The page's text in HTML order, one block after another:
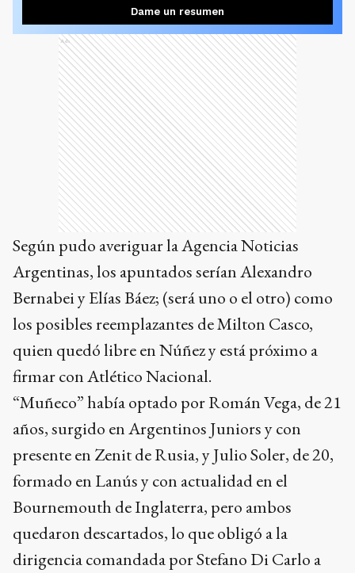
Dame un resumen
Ads
Según pudo averiguar la Agencia Noticias
Argentinas, los apuntados serían Alexandro
Bernabei y Elías Báez; (será uno o el otro) como
los posibles reemplazantes de Milton Casco,
quien quedó libre en Núñez y está próximo a
firmar con Atlético Nacional.
“Muñeco” había optado por Román Vega, de 21
años, surgido en Argentinos Juniors y con
presente en Zenit de Rusia, y Julio Soler, de 20,
formado en Lanús y con actualidad en el
Bournemouth de Inglaterra, pero ambos
quedaron descartados, lo que obligó a la
dirigencia comandada por Stefano Di Carlo a